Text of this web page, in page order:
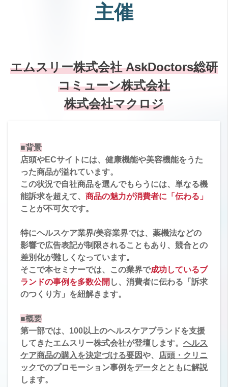
主催
エムスリー株式会社 AskDoctors総研
コミューン株式会社
株式会社マクロジ
■背景
店頭やECサイトには、健康機能や美容機能をうた
った商品が溢れています。
この状況で自社商品を選んでもらうには、単なる機
能訴求を超えて、 商品の魅力が消費者に「伝わる」
ことが不可欠です。
特にヘルスケア業界/美容業界では、薬機法などの
影響で広告表記が制限されることもあり、競合との
差別化が難しくなっています。
そこで本セミナーでは、この業界で成功しているブ
ランドの事例を多数公開 し、消費者に伝わる「訴求
のつくり方」を紐解きます。
■概要
第一部では、100以上のヘルスケアブランドを支援
してきたエムスリー株式会社が登壇します。 ヘルス
ケア商品の購入を決定づける要因や、
店頭・クリニ
ックでのプロモーション事例をデータとともに解説
します。